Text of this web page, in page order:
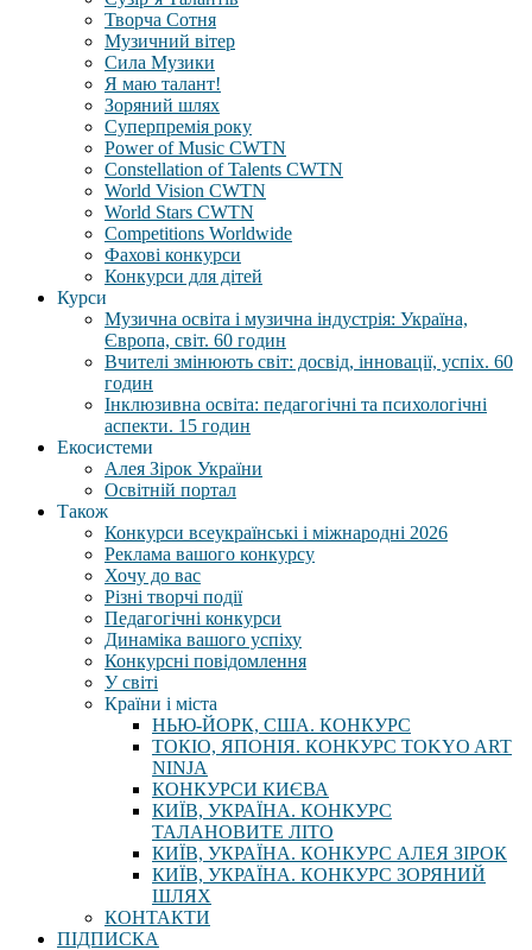
Творча Сотня
Музичний вітер
Сила Музики
Я маю талант!
Зоряний шлях
Суперпремія року
Power of Music CWTN
Constellation of Talents CWTN
World Vision CWTN
World Stars CWTN
Competitions Worldwide
Фахові конкурси
Конкурси для дітей
Курси
Музична освіта і музична індустрія: Україна,
Європа, світ. 60 годин
Вчителі змінюють світ: досвід, інновації, успіх. 60
годин
Інклюзивна освіта: педагогічні та психологічні
аспекти. 15 годин
Екосистеми
Алея Зірок України
Освітній портал
Також
Конкурси всеукраїнські і міжнародні 2026
Реклама вашого конкурсу
Хочу до вас
Різні творчі події
Педагогічні конкурси
Динаміка вашого успіху
Конкурсні повідомлення
У світі
Країни і міста
НЬЮ-ЙОРК, США. КОНКУРС
ТОКІО, ЯПОНІЯ. КОНКУРС TOKYO ART
NINJA
КОНКУРСИ КИЄВА
КИЇВ, УКРАЇНА. КОНКУРС
ТАЛАНОВИТЕ ЛІТО
КИЇВ, УКРАЇНА. КОНКУРС АЛЕЯ ЗІРОК
КИЇВ, УКРАЇНА. КОНКУРС ЗОРЯНИЙ
ШЛЯХ
КОНТАКТИ
ПІДПИСКА